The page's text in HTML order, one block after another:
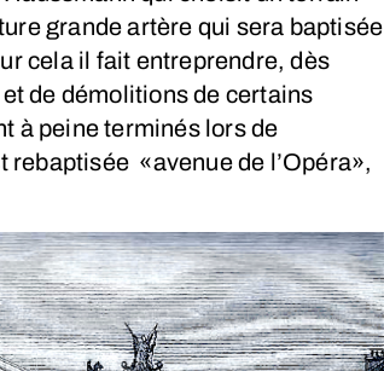
grande artère qui sera baptisée
cela il fait entreprendre, dès
de démolitions de certains
à peine terminés lors de
rebaptisée «avenue de l’Opéra»,